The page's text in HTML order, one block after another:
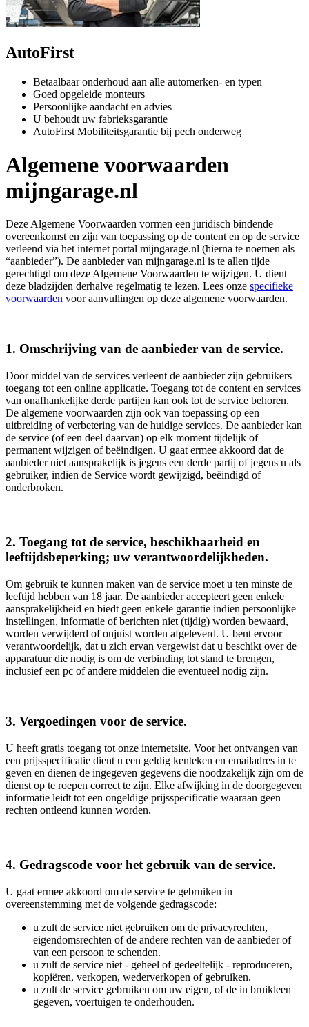
AutoFirst
Betaalbaar onderhoud aan alle automerken- en typen
Goed opgeleide monteurs
Persoonlijke aandacht en advies
U behoudt uw fabrieksgarantie
AutoFirst Mobiliteitsgarantie bij pech onderweg
Algemene voorwaarden
mijngarage.nl
Deze Algemene Voorwaarden vormen een juridisch bindende
overeenkomst en zijn van toepassing op de content en op de service
verleend via het internet portal mijngarage.nl (hierna te noemen als
“aanbieder”). De aanbieder van mijngarage.nl is te allen tijde
gerechtigd om deze Algemene Voorwaarden te wijzigen. U dient
deze bladzijden derhalve regelmatig te lezen. Lees onze specifieke
voorwaarden voor aanvullingen op deze algemene voorwaarden.
1. Omschrijving van de aanbieder van de service.
Door middel van de services verleent de aanbieder zijn gebruikers
toegang tot een online applicatie. Toegang tot de content en services
van onafhankelijke derde partijen kan ook tot de service behoren.
De algemene voorwaarden zijn ook van toepassing op een
uitbreiding of verbetering van de huidige services. De aanbieder kan
de service (of een deel daarvan) op elk moment tijdelijk of
permanent wijzigen of beëindigen. U gaat ermee akkoord dat de
aanbieder niet aansprakelijk is jegens een derde partij of jegens u als
gebruiker, indien de Service wordt gewijzigd, beëindigd of
onderbroken.
2. Toegang tot de service, beschikbaarheid en
leeftijdsbeperking; uw verantwoordelijkheden.
Om gebruik te kunnen maken van de service moet u ten minste de
leeftijd hebben van 18 jaar. De aanbieder accepteert geen enkele
aansprakelijkheid en biedt geen enkele garantie indien persoonlijke
instellingen, informatie of berichten niet (tijdig) worden bewaard,
worden verwijderd of onjuist worden afgeleverd. U bent ervoor
verantwoordelijk, dat u zich ervan vergewist dat u beschikt over de
apparatuur die nodig is om de verbinding tot stand te brengen,
inclusief een pc of andere middelen die eventueel nodig zijn.
3. Vergoedingen voor de service.
U heeft gratis toegang tot onze internetsite. Voor het ontvangen van
een prijsspecificatie dient u een geldig kenteken en emailadres in te
geven en dienen de ingegeven gegevens die noodzakelijk zijn om de
dienst op te roepen correct te zijn. Elke afwijking in de doorgegeven
informatie leidt tot een ongeldige prijsspecificatie waaraan geen
rechten ontleend kunnen worden.
4. Gedragscode voor het gebruik van de service.
U gaat ermee akkoord om de service te gebruiken in
overeenstemming met de volgende gedragscode:
u zult de service niet gebruiken om de privacyrechten,
eigendomsrechten of de andere rechten van de aanbieder of
van een persoon te schenden.
u zult de service niet - geheel of gedeeltelijk - reproduceren,
kopiëren, verkopen, wederverkopen of gebruiken.
u zult de service gebruiken om uw eigen, of de in bruikleen
gegeven, voertuigen te onderhouden.